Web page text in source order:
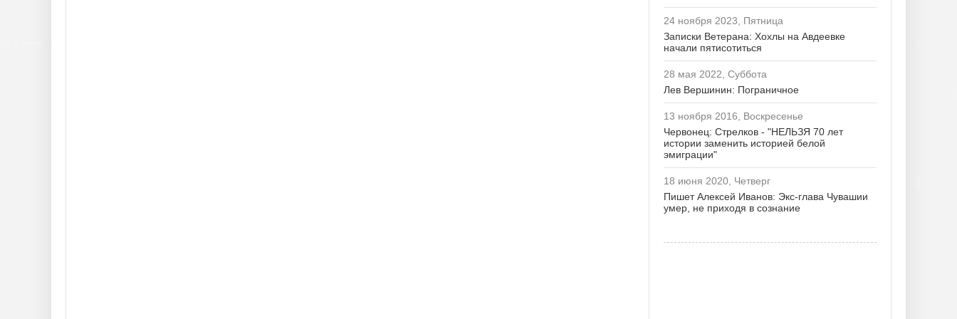
24 ноября 2023, Пятница
Записки Ветерана: Хохлы на Авдеевке
начали пятисотиться
28 мая 2022, Суббота
Лев Вершинин: Пограничное
13 ноября 2016, Воскресенье
Червонец: Стрелков - "НЕЛЬЗЯ 70 лет
истории заменить историей белой
эмиграции"
18 июня 2020, Четверг
Пишет Алексей Иванов: Экс-глава Чувашии
умер, не приходя в сознание